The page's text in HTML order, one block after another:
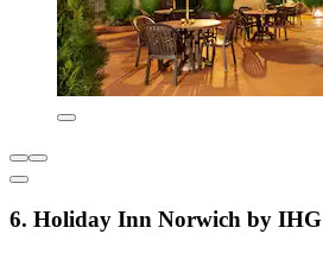
6. Holiday Inn Norwich by IHG